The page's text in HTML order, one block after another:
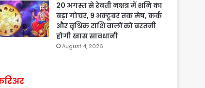
20 अगस्त से रेवती नक्षत्र में शनि का
बड़ा गोचर, 9 अक्टूबर तक मेष, कर्क
और वृश्चिक राशि वालों को बरतनी
होगी खास सावधानी
August 4, 2026